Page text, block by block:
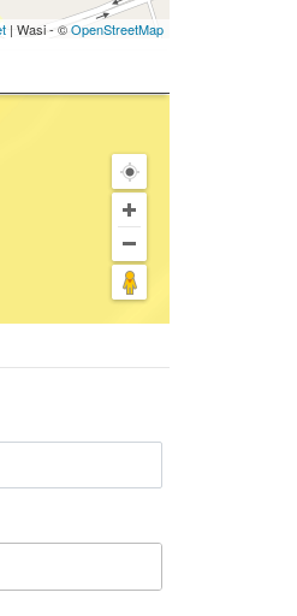
| Wasi - ©OpenStreetMap